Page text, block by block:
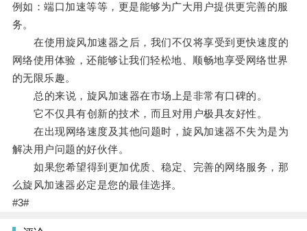
例如：端口加速等等，更是能够为广大用户提供更完善的服
务。
在使用旋风加速器之后，我们不仅将享受到更快速度的
网络使用体验，还能够让我们轻松地、顺畅地享受网络世界
的无限乐趣。
总的来说，旋风加速器在市场上是非常有口碑的。
它不仅具有创新的技术，而且对用户极具友好性。
在出现网络速度及其他问题时，旋风加速器不失为是为
解决用户问题的好伙伴。
如果您希望得到更加优质、稳定、完善的网络服务，那
么旋风加速器必定是您的最佳选择。
#3#